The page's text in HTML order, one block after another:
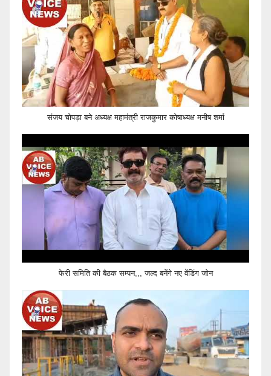
संजय चोपड़ा बने अध्यक्ष महामंत्री राजकुमार कोषाध्यक्ष मनीष शर्मा
फेरी समिति की बैठक सम्पन,,, जल्द बनेंगे नए वेंडिंग जोन